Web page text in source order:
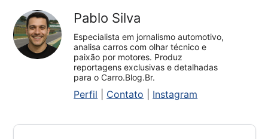
Pablo Silva
Especialista em jornalismo automotivo,
analisa carros com olhar técnico e
paixão por motores. Produz
reportagens exclusivas e detalhadas
para o Carro.Blog.Br.
Perfil Contato Instagram